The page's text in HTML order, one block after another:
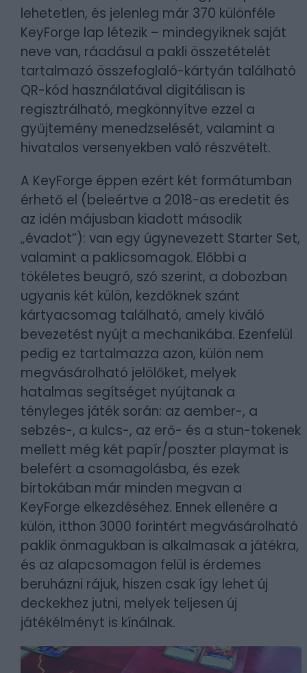
lehetetlen, és jelenleg már 370 különféle
KeyForge lap létezik – mindegyiknek saját
neve van, ráadásul a pakli összetételét
tartalmazó összefoglaló-kártyán található
QR-kód használatával digitálisan is
regisztrálható, megkönnyítve ezzel a
gyűjtemény menedzselését, valamint a
hivatalos versenyekben való részvételt.
A KeyForge éppen ezért két formátumban
érhető el (beleértve a 2018-as eredetit és
az idén májusban kiadott második
„évadot”): van egy úgynevezett Starter Set,
valamint a paklicsomagok. Előbbi a
tökéletes beugró, szó szerint, a dobozban
ugyanis két külön, kezdőknek szánt
kártyacsomag található, amely kiváló
bevezetést nyújt a mechanikába. Ezenfelül
pedig ez tartalmazza azon, külön nem
megvásárolható jelölőket, melyek
hatalmas segítséget nyújtanak a
tényleges játék során: az aember-, a
sebzés-, a kulcs-, az erő- és a stun-tokenek
mellett még két papír/poszter playmat is
belefért a csomagolásba, és ezek
birtokában már minden megvan a
KeyForge elkezdéséhez. Ennek ellenére a
külön, itthon 3000 forintért megvásárolható
paklik önmagukban is alkalmasak a játékra,
és az alapcsomagon felül is érdemes
beruházni rájuk, hiszen csak így lehet új
deckekhez jutni, melyek teljesen új
játékélményt is kínálnak.